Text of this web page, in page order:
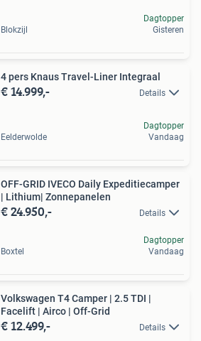
Blokzijl
Dagtopper
Gisteren
4 pers Knaus Travel-Liner Integraal
€ 14.999,- Details
Eelderwolde
Dagtopper
Vandaag
OFF-GRID IVECO Daily Expeditiecamper
| Lithium| Zonnepanelen
€ 24.950,- Details
Boxtel
Dagtopper
Vandaag
Volkswagen T4 Camper | 2.5 TDI |
Facelift | Airco | Off-Grid
€ 12.499,- Details